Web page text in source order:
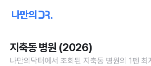
지축동 병원 (2026)
나만의닥터에서 조회된 지축동 병원의 1펜 최